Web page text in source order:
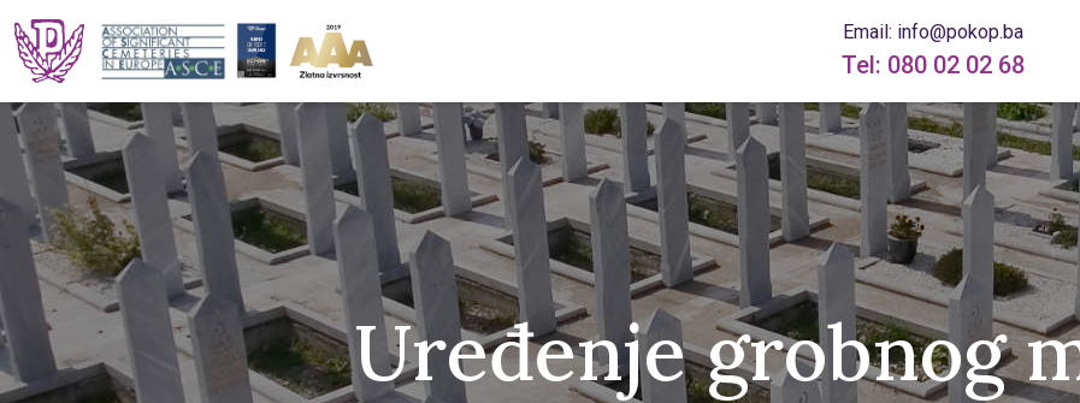
Email: info@pokop.ba
Tel: 080 02 02 68
Uređenje grobnog